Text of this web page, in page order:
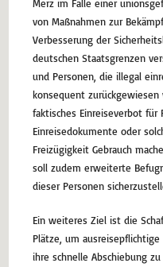
Merz im Falle einer
von Maßnahmen zur
Verbesserung der
deutschen Staatsgrenzen
und Personen, die illegal
konsequent
faktisches Einreiseverbot für
Einreisedokumente oder
Freizügigkeit Gebrauch
soll zudem erweiterte
dieser Personen
Ein weiteres Ziel ist die
Plätze, um
ihre schnelle Abschiebung